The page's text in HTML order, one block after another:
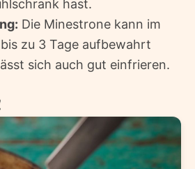
hast.
Die Minestrone kann im
zu 3 Tage aufbewahrt
sich auch gut einfrieren.